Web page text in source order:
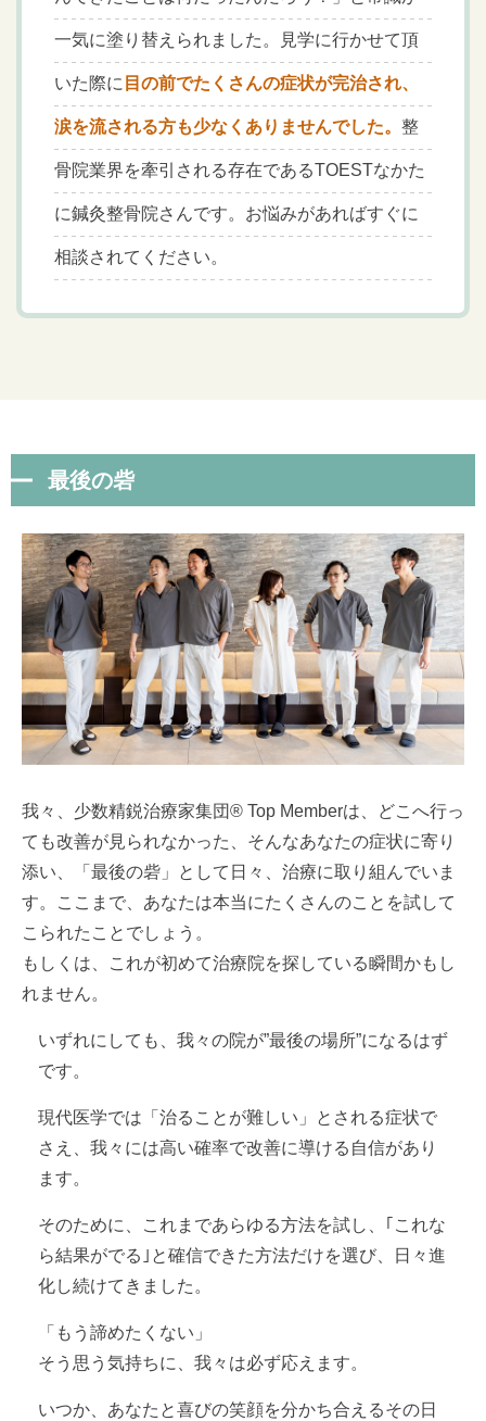
一気に塗り替えられました。見学に行かせて頂
いた際に 目の前でたくさんの症状が完治され、
涙を流される方も少なくありませんでした。 整
骨院業界を牽引される存在であるTOESTなかた
に鍼灸整骨院さんです。お悩みがあればすぐに
相談されてください。
最後の砦
我々、少数精鋭治療家集団® Top Memberは、どこへ行っ
ても改善が見られなかった、そんなあなたの症状に寄り
添い、「最後の砦」として日々、治療に取り組んでいま
す。ここまで、あなたは本当にたくさんのことを試して
こられたことでしょう。
もしくは、これが初めて治療院を探している瞬間かもし
れません。
いずれにしても、我々の院が”最後の場所”になるはず
です。
現代医学では「治ることが難しい」とされる症状で
さえ、我々には高い確率で改善に導ける自信があり
ます。
そのために、これまであらゆる方法を試し、｢これな
ら結果がでる｣と確信できた方法だけを選び、日々進
化し続けてきました。
「もう諦めたくない」
そう思う気持ちに、我々は必ず応えます。
いつか、あなたと喜びの笑顔を分かち合えるその日